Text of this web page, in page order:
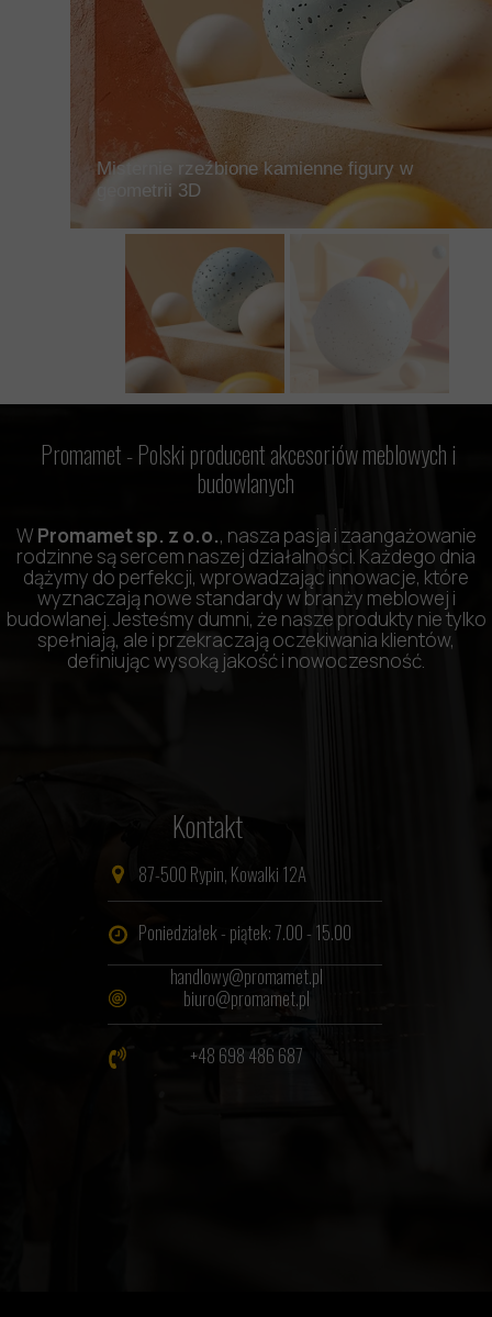
Misternie rzeźbione kamienne figury w
geometrii 3D
Kontakt
Poniedziałek - piątek: 7.00 - 15.00
87-500 Rypin, Kowalki 12A
W Promamet sp. z o.o., nasza pasja i zaangażowanie
rodzinne są sercem naszej działalności. Każdego dnia
dążymy do perfekcji, wprowadzając innowacje, które
wyznaczają nowe standardy w branży meblowej i
budowlanej. Jesteśmy dumni, że nasze produkty nie tylko
spełniają, ale i przekraczają oczekiwania klientów,
definiując wysoką jakość i nowoczesność.
Promamet -Polski producent akcesoriów meblowych i
budowlanych
+48 698 486 687
handlowy@promamet.pl
biuro@promamet.pl